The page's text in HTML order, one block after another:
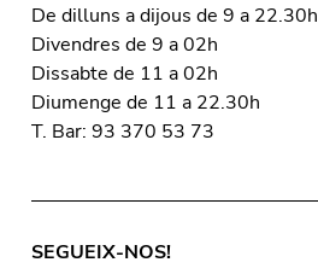
De dilluns a dijous de 9 a 22.30h
Divendres de 9 a 02h
Dissabte de 11 a 02h
Diumenge de 11 a 22.30h
T. Bar: 93 370 53 73
SEGUEIX-NOS!